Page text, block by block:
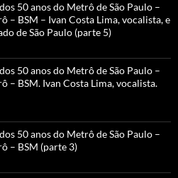
50 anos do Metrô de São Paulo –
– BSM – Ivan Costa Lima, vocalista, e
de São Paulo (parte 5)
50 anos do Metrô de São Paulo –
– BSM. Ivan Costa Lima, vocalista.
50 anos do Metrô de São Paulo –
– BSM (parte 3)